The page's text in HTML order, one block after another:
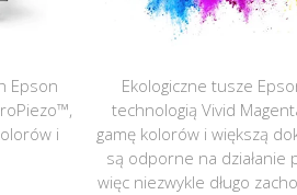
Epson
i
Ekologiczne tusze
technologią Vivid
gamę kolorów i większą
są odporne na działanie
więc niezwykle długo